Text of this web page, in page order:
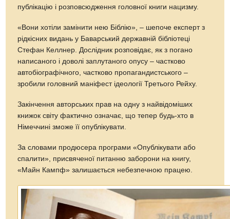
публікацію і розповсюдження головної книги нацизму.
«Вони хотіли замінити нею Біблію», – шепоче експерт з
рідкісних видань у Баварський державній бібліотеці
Стефан Келлнер. Дослідник розповідає, як з погано
написаного і доволі заплутаного опусу – частково
автобіографічного, частково пропагандистського –
зробили головний маніфест ідеології Третього Рейху.
Закінчення авторських прав на одну з найвідоміших
книжок світу фактично означає, що тепер будь-хто в
Німеччині зможе її опублікувати.
За словами продюсера програми «Опублікувати або
спалити», присвяченої питанню заборони на книгу,
«Майн Кампф» залишається небезпечною працею.